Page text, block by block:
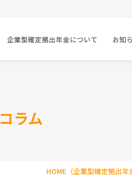
企業型確定拠出年金について お知
コラム
HOME （企業型確定拠出